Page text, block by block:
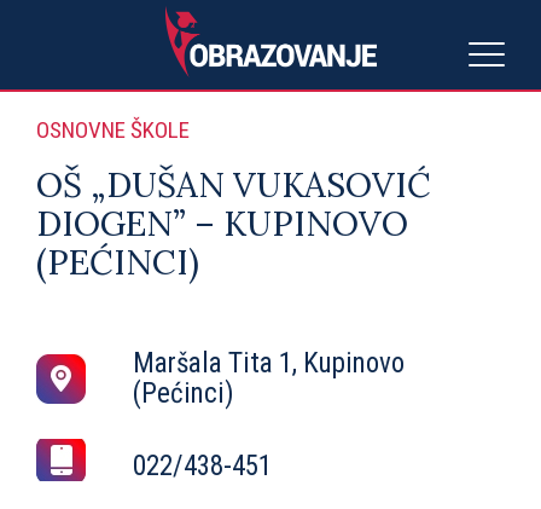
OSNOVNE ŠKOLE
OŠ „DUŠAN VUKASOVIĆ
DIOGEN” – KUPINOVO
(PEĆINCI)
Maršala Tita 1, Kupinovo
(Pećinci)
022/438-451